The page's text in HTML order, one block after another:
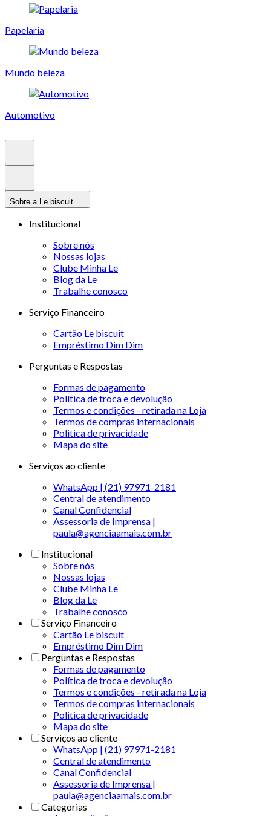
Papelaria
Mundo beleza
Automotivo
Sobre a Le biscuit
Institucional
Sobre nós
Nossas lojas
Clube Minha Le
Blog da Le
Trabalhe conosco
Serviço Financeiro
Cartão Le biscuit
Empréstimo Dim Dim
Perguntas e Respostas
Formas de pagamento
Política de troca e devolução
Termos e condições - retirada na Loja
Termos de compras internacionais
Politica de privacidade
Mapa do site
Serviços ao cliente
WhatsApp | (21) 97971-2181
Central de atendimento
Canal Confidencial
Assessoria de Imprensa |
paula@agenciaamais.com.br
Institucional
Sobre nós
Nossas lojas
Clube Minha Le
Blog da Le
Trabalhe conosco
Serviço Financeiro
Cartão Le biscuit
Empréstimo Dim Dim
Perguntas e Respostas
Formas de pagamento
Política de troca e devolução
Termos e condições - retirada na Loja
Termos de compras internacionais
Politica de privacidade
Mapa do site
Serviços ao cliente
WhatsApp | (21) 97971-2181
Central de atendimento
Canal Confidencial
Assessoria de Imprensa |
paula@agenciaamais.com.br
Categorias